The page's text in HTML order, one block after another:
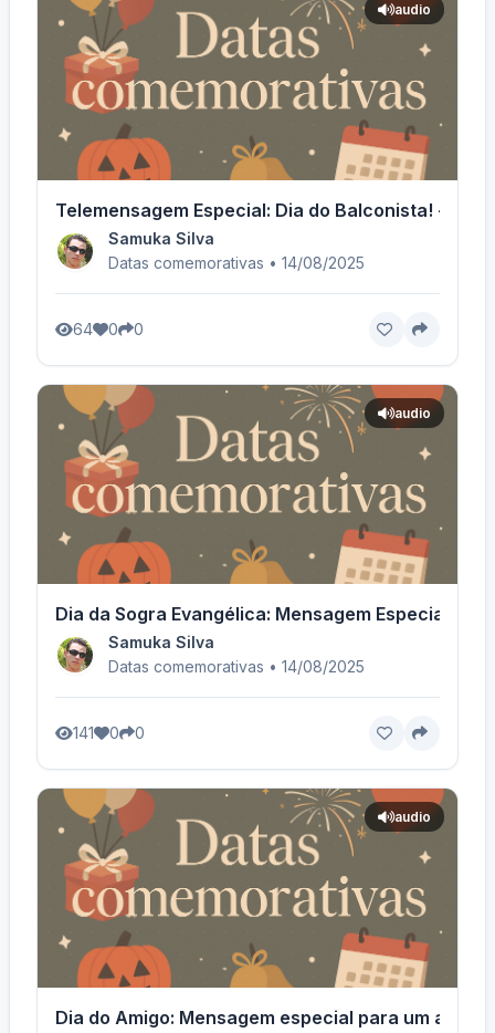
audio
Telemensagem Especial: Dia do Balconista! - Voz
Samuka Silva
Datas comemorativas • 14/08/2025
64 0 0
audio
Dia da Sogra Evangélica: Mensagem Especial! -
Samuka Silva
Datas comemorativas • 14/08/2025
141 0 0
audio
Dia do Amigo: Mensagem especial para um anjo